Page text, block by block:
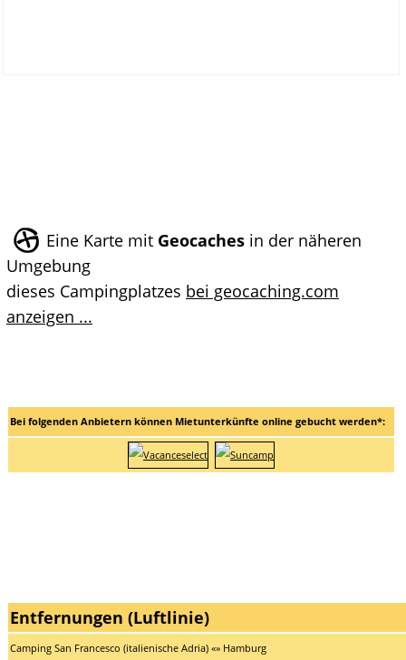
Eine Karte mit Geocaches in der näheren
Umgebung
dieses Campingplatzes bei geocaching.com
anzeigen ...
Bei folgenden Anbietern können Mietunterkünfte online gebucht werden*:
Entfernungen (Luftlinie)
Camping San Francesco (italienische Adria) «» Hamburg